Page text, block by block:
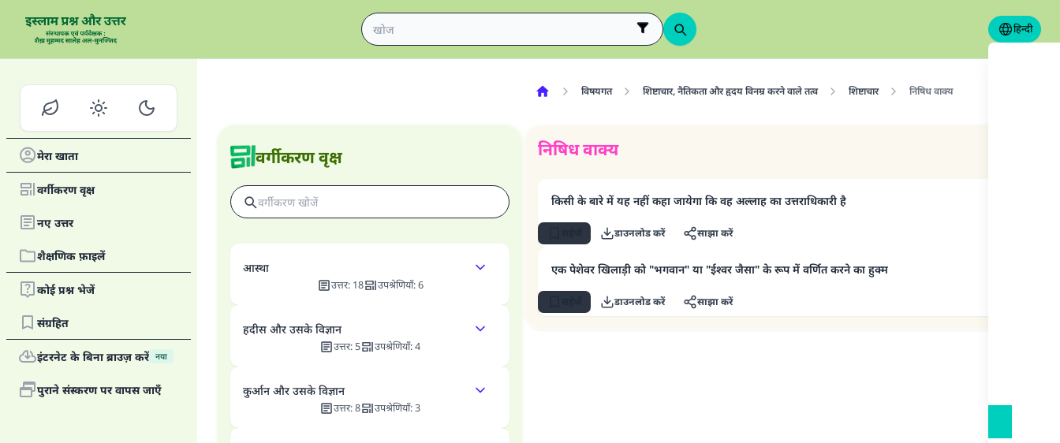
हिन्दी
मेरा खाता
वर्गीकरण वृक्ष
नए उत्तर
शैक्षणिक फ़ाइलें
कोई प्रश्न भेजें
संग्रहित
इंटरनेट के बिना ब्राउज़ करें नया
पुराने संस्करण पर वापस जाएँ
वर्गीकरण वृक्ष
आस्था
उत्तर: 18 उपश्रेणियाँ: 6
हदीस और उसके विज्ञान
उत्तर:5 उपश्रेणियाँ:4
कुर्आन और उसके विज्ञान
उत्तर:8 उपश्रेणियाँ:3
विषयगत शिष्टाचार, नैतिकता और हृदय विनम्र करने वाले तत्व शिष्टाचार निषिध वाक्य
निषिध वाक्य
किसी के बारे में यह नहीं कहा जायेगा कि वह अल्लाह का उत्तराधिकारी है
डाउनलोड करें साझा करें
एक पेशेवर खिलाड़ी को "भगवान" या "ईश्वर जैसा" के रूप में वर्णित करने का हुक्म
डाउनलोड करें साझा करें